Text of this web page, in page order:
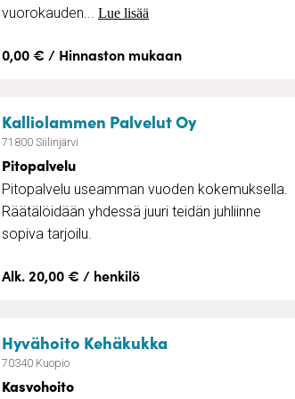
vuorokauden... Lue lisää
0,00 € / Hinnaston mukaan
Kalliolammen Palvelut Oy– Pitopalvelu
71800 Siilinjärvi
Pitopalvelu
Pitopalvelu useamman vuoden kokemuksella.
Räätälöidään yhdessä juuri teidän juhliinne
sopiva tarjoilu.
Alk. 20,00 € / henkilö
Hyvähoito Kehäkukka– Kasvohoito
70340 Kuopio
Kasvohoito